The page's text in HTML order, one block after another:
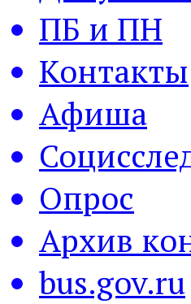
ПБ и ПН
Контакты
Афиша
Опрос
Архив
bus.gov.ru